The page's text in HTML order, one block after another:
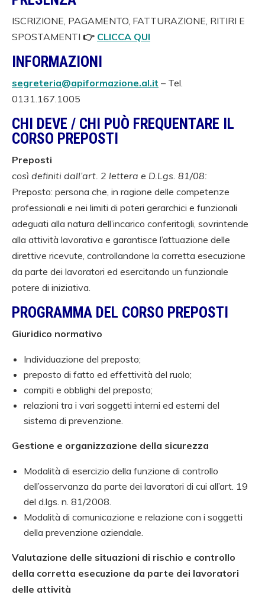
ISCRIZIONE, PAGAMENTO, FATTURAZIONE, RITIRI E
SPOSTAMENTI 👉 CLICCA QUI
INFORMAZIONI
segreteria@apiformazione.al.it – Tel.
0131.167.1005
CHI DEVE / CHI PUÒ FREQUENTARE IL
CORSO PREPOSTI
Preposti
così definiti dall’art. 2 lettera e D.Lgs. 81/08:
Preposto: persona che, in ragione delle competenze
professionali e nei limiti di poteri gerarchici e funzionali
adeguati alla natura dell’incarico conferitogli, sovrintende
alla attività lavorativa e garantisce l’attuazione delle
direttive ricevute, controllandone la corretta esecuzione
da parte dei lavoratori ed esercitando un funzionale
potere di iniziativa.
PROGRAMMA DEL CORSO PREPOSTI
Giuridico normativo
Individuazione del preposto;
preposto di fatto ed effettività del ruolo;
compiti e obblighi del preposto;
relazioni tra i vari soggetti interni ed esterni del
sistema di prevenzione.
Gestione e organizzazione della sicurezza
Modalità di esercizio della funzione di controllo
dell’osservanza da parte dei lavoratori di cui all’art. 19
del d.lgs. n. 81/2008.
Modalità di comunicazione e relazione con i soggetti
della prevenzione aziendale.
Valutazione delle situazioni di rischio e controllo
della corretta esecuzione da parte dei lavoratori
delle attività